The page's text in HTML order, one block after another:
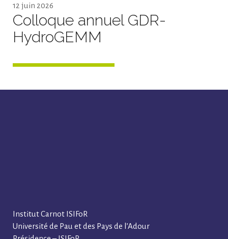
12 juin 2026
Colloque annuel GDR-
HydroGEMM
Institut Carnot ISIFoR
Université de Pau et des Pays de l’Adour